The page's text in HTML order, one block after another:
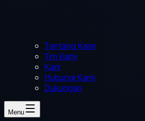
Tentang Kami
Tim Kami
Karir
Hubungi Kami
Dukungan
Menu